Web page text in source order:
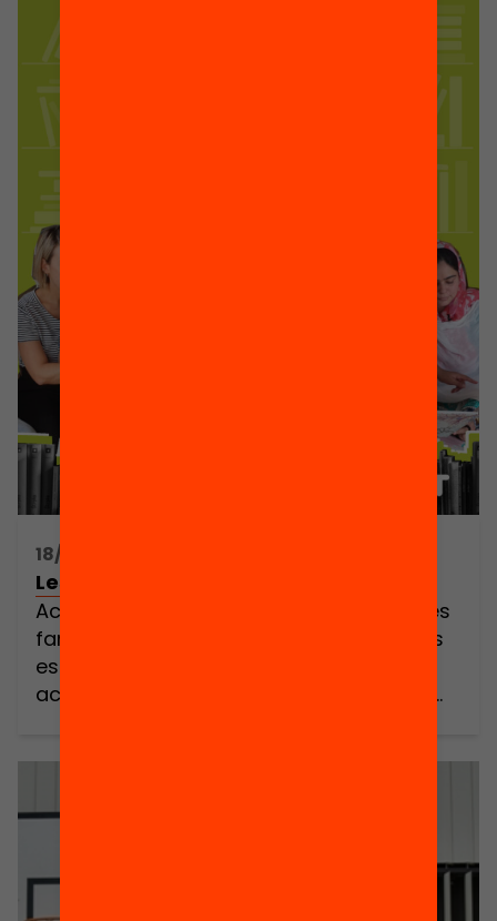
18/10/2022 17:30h - 19:30h
Les famílies, aliades de la lectura
Acte de presentació de la campanya “Les
famílies, aliades de la lectura” perquè les
escoles, biblioteques i entitats liderin
accions que incrementin el potencial de
interior) A Catalunya el 25,2% de l’alumnat